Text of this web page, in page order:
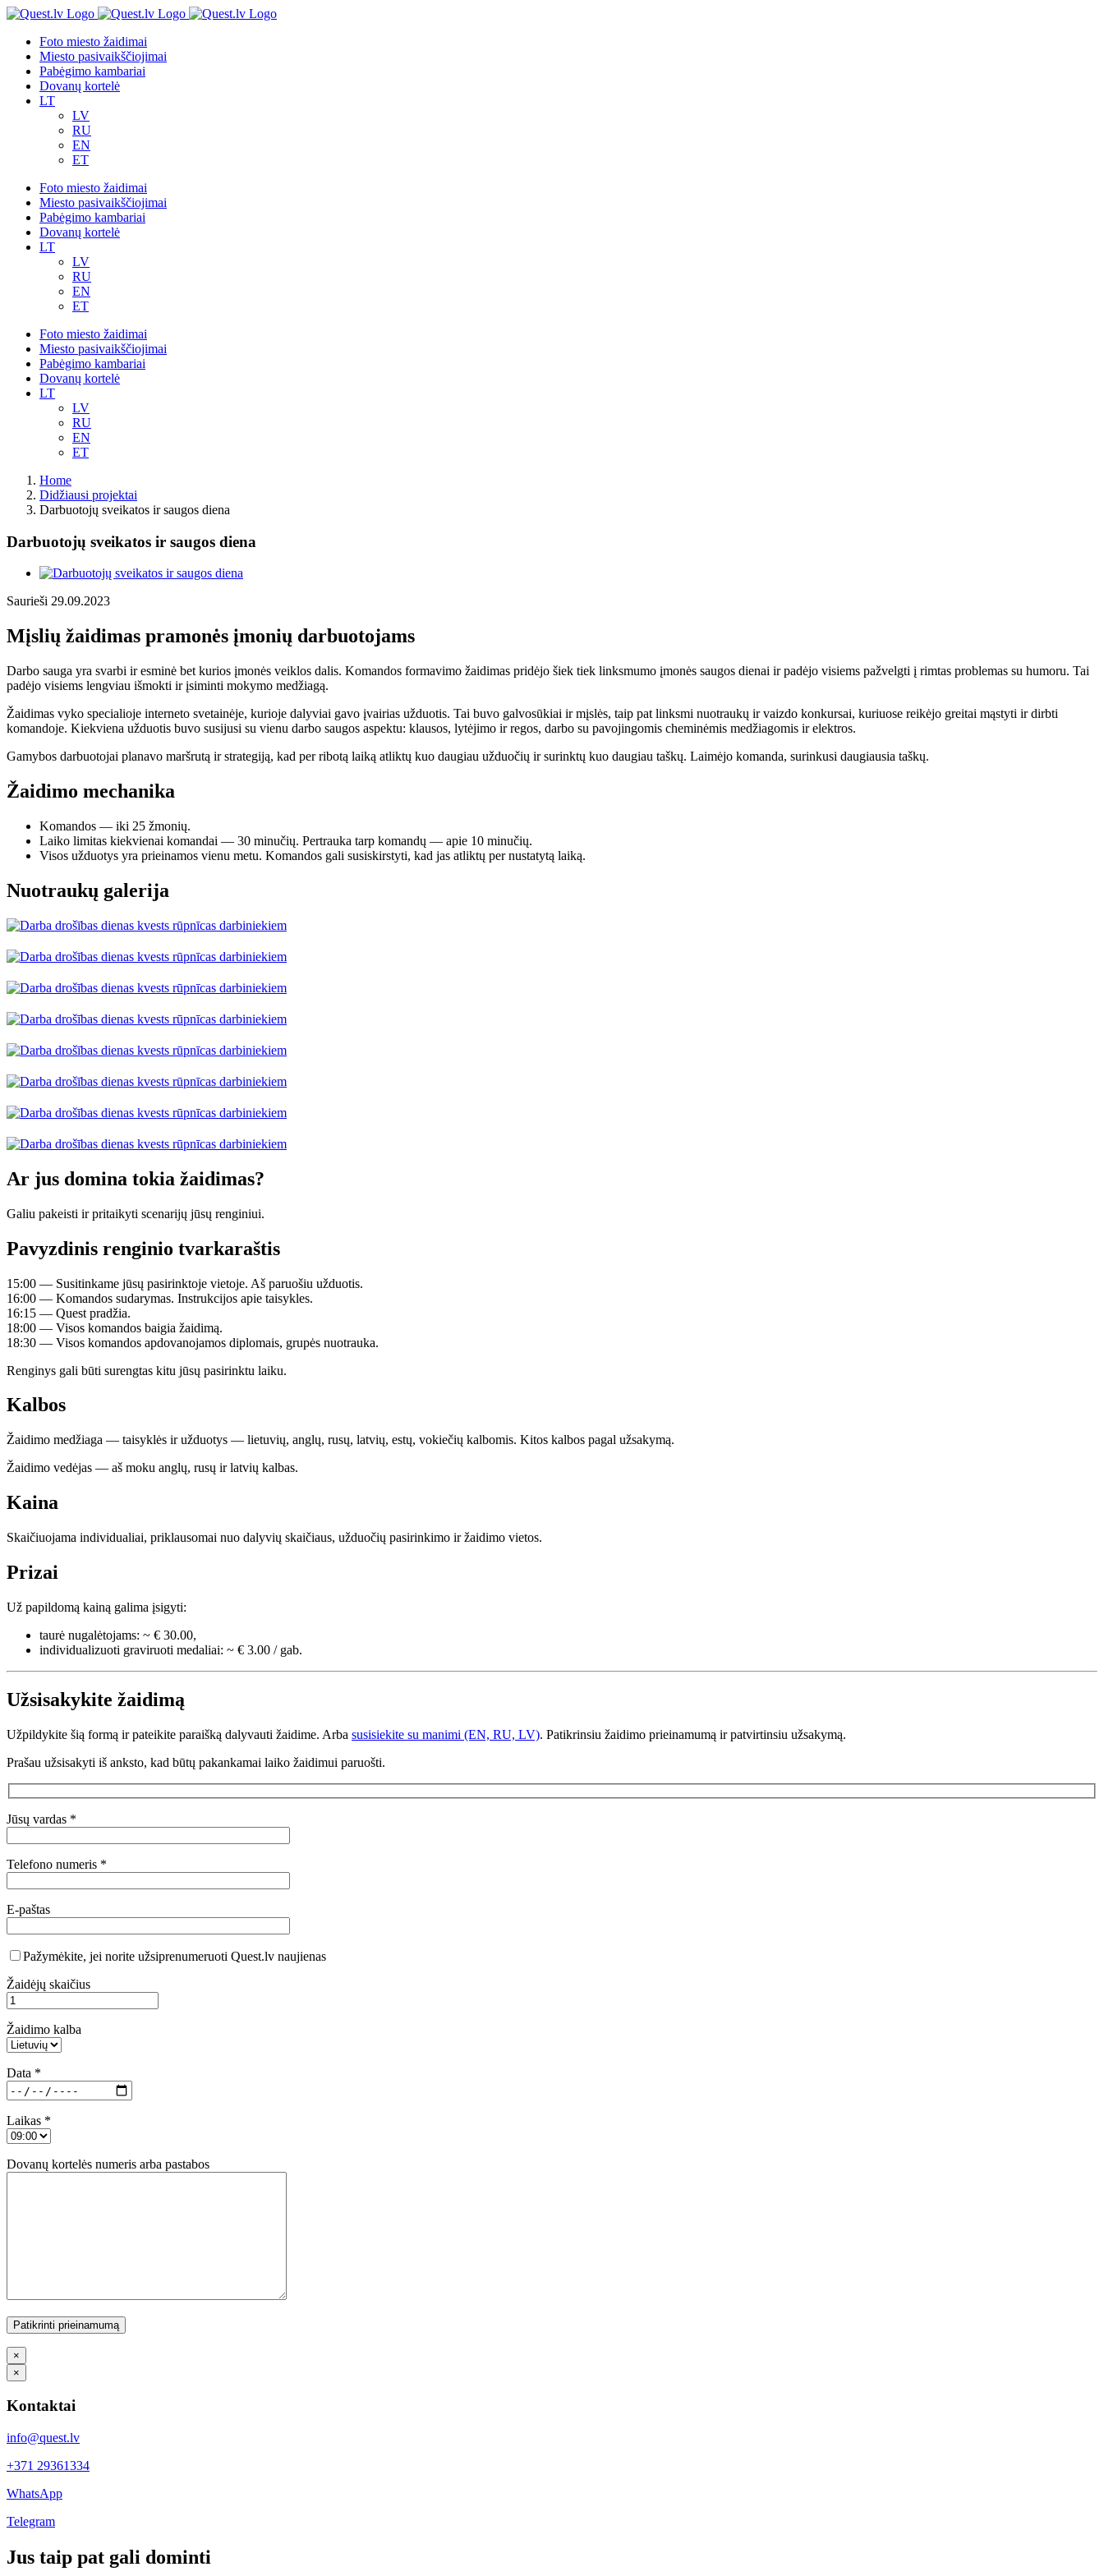
Skip
contentFoto miesto žaidimai
Miesto pasivaikščiojimai
Pabėgimo kambariai
Dovanų kortelė
LT
LV
RU
EN
ET
Foto miesto žaidimai
Miesto pasivaikščiojimai
Pabėgimo kambariai
Dovanų kortelė
LT
LV
RU
EN
ET
Foto miesto žaidimai
Miesto pasivaikščiojimai
Pabėgimo kambariai
Dovanų kortelė
LT
LV
RU
EN
ET
Home
Didžiausi projektai
Darbuotojų sveikatos ir saugos diena
Darbuotojų sveikatos ir saugos diena
View
Image
Saurieši 29.09.2023
Mįslių žaidimas pramonės įmonių darbuotojams
Darbo sauga yra svarbi ir esminė bet kurios įmonės veiklos dalis. Komandos formavimo žaidimas pridėjo šiek tiek linksmumo įmonės saugos dienai ir padėjo visiems pažvelgti į rimtas problemas su humoru. Tai
padėjo visiems lengviau išmokti ir įsiminti mokymo medžiagą.
Žaidimas vyko specialioje interneto svetainėje, kurioje dalyviai gavo įvairias užduotis. Tai buvo galvosūkiai ir mįslės, taip pat linksmi nuotraukų ir vaizdo konkursai, kuriuose reikėjo greitai mąstyti ir dirbti
komandoje. Kiekviena užduotis buvo susijusi su vienu darbo saugos aspektu: klausos, lytėjimo ir regos, darbo su pavojingomis cheminėmis medžiagomis ir elektros.
Gamybos darbuotojai planavo maršrutą ir strategiją, kad per ribotą laiką atliktų kuo daugiau užduočių ir surinktų kuo daugiau taškų. Laimėjo komanda, surinkusi daugiausia taškų.
Žaidimo mechanika
Komandos — iki 25 žmonių.
Laiko limitas kiekvienai komandai — 30 minučių. Pertrauka tarp komandų — apie 10 minučių.
Visos užduotys yra prieinamos vienu metu. Komandos gali susiskirstyti, kad jas atliktų per nustatytą laiką.
Nuotraukų galerija
Ar jus domina tokia žaidimas?
Galiu pakeisti ir pritaikyti scenarijų jūsų renginiui.
Pavyzdinis renginio tvarkaraštis
15:00 — Susitinkame jūsų pasirinktoje vietoje. Aš paruošiu užduotis.
16:00 — Komandos sudarymas. Instrukcijos apie taisykles.
16:15 — Quest pradžia.
18:00 — Visos komandos baigia žaidimą.
18:30 — Visos komandos apdovanojamos diplomais, grupės nuotrauka.
Renginys gali būti surengtas kitu jūsų pasirinktu laiku.
Kalbos
Žaidimo medžiaga — taisyklės ir užduotys — lietuvių, anglų, rusų, latvių, estų, vokiečių kalbomis. Kitos kalbos pagal užsakymą.
Žaidimo vedėjas — aš moku anglų, rusų ir latvių kalbas.
Kaina
Skaičiuojama individualiai, priklausomai nuo dalyvių skaičiaus, užduočių pasirinkimo ir žaidimo vietos.
Prizai
Už papildomą kainą galima įsigyti:
taurė nugalėtojams: ~ € 30.00,
individualizuoti graviruoti medaliai: ~ € 3.00 / gab.
Užsisakykite žaidimą
Užpildykite šią formą ir pateikite paraišką dalyvauti žaidime. Arba susisiekite su manimi (EN, RU, LV). Patikrinsiu žaidimo prieinamumą ir patvirtinsiu užsakymą.
Prašau užsisakyti iš anksto, kad būtų pakankamai laiko žaidimui paruošti.
Jūsų vardas *
Telefono numeris *
E-paštas
Pažymėkite, jei norite užsiprenumeruoti Quest.lv naujienas
Žaidėjų skaičius
Žaidimo kalba
Data *
Laikas *
Dovanų kortelės numeris arba pastabos
×
×
Kontaktai
info@quest.lv
+371 29361334
WhatsApp
Telegram
Facebook
X
LinkedIn
WhatsApp
Telegram
Threads
Vk
Email
Jus taip pat gali dominti